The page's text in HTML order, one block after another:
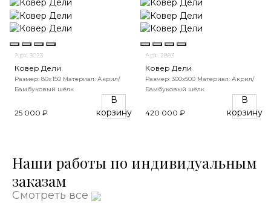
Арт. 3023
Ковер Дели
Размер: 80x150 Материал: Акрил/
Бамбуковый шёлк
25 000 ₽
В
корзину
Арт. 2883
Ковер Дели
Размер: 300х500 Материал: Акрил/
Бамбуковый шёлк
420 000 ₽
В
корзину
Наши работы по индивидуальным
заказам
Смотреть все